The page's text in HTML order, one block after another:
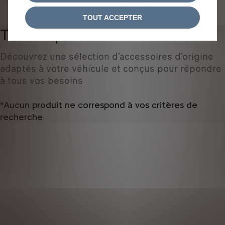
Tous les produits
Découvrez une sélection d'accessoires d'origine
adaptés à votre véhicule et conçus pour répondre
à tous vos besoins
*Aucun produit ne correspond à vos critères de
recherche
TOUT ACCEPTER